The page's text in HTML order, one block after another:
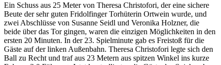
Ein Schuss aus 25 Meter von Theresa Christofori, der eine sichere
Beute der sehr guten Fridolfinger Torhüterin Ortwein wurde, und
zwei Abschlüsse von Susanne Seidl und Veronika Holzner, die
beide über das Tor gingen, waren die einzigen Möglichkeiten in den
ersten 20 Minuten. In der 23. Spielminute gab es Freistoß für die
Gäste auf der linken Außenbahn. Theresa Christofori legte sich den
Ball zu Recht und traf aus 23 Metern aus spitzen Winkel ins kurze